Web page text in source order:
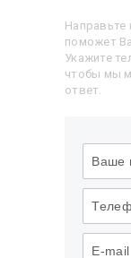
Направьте
поможет
Укажите
чтобы мы
ответ.